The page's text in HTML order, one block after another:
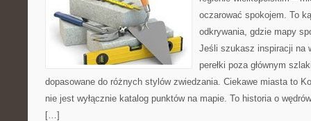
oczarować spokojem. To
odkrywania, gdzie mapy
Jeśli szukasz inspiracji na
perełki poza głównym
dopasowane do różnych stylów zwiedzania. Ciekawe miasta to
nie jest wyłącznie katalog punktów na mapie. To historia o
[…]